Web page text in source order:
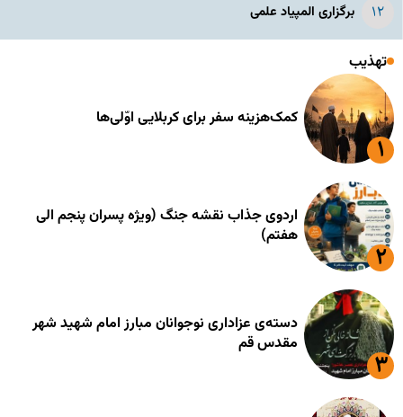
برگزاری المپیاد علمی
تهذیب
کمک‌هزینه سفر برای کربلایی اوّلی‌ها
اردوی جذاب نقشه جنگ (ویژه پسران پنجم الی
هفتم)
دسته‌ی عزاداری نوجوانان مبارز امام شهید شهر
مقدس قم